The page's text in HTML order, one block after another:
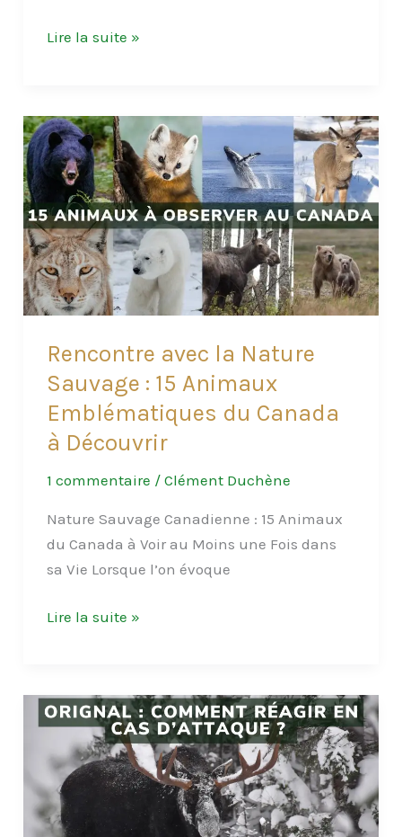
Splendeurs
Québec
:
12
Animaux
Fascinants
à
Observer
en
Terres
Lire la suite »
Rencontre avec la Nature
Sauvage : 15 Animaux
Emblématiques du Canada
à Découvrir
1 commentaire / Clément Duchène
Nature Sauvage Canadienne : 15 Animaux
du Canada à Voir au Moins une Fois dans
sa Vie Lorsque l’on évoque
Rencontre
Nature
Sauvage
15
Animaux
Emblématiques
Lire la suite »